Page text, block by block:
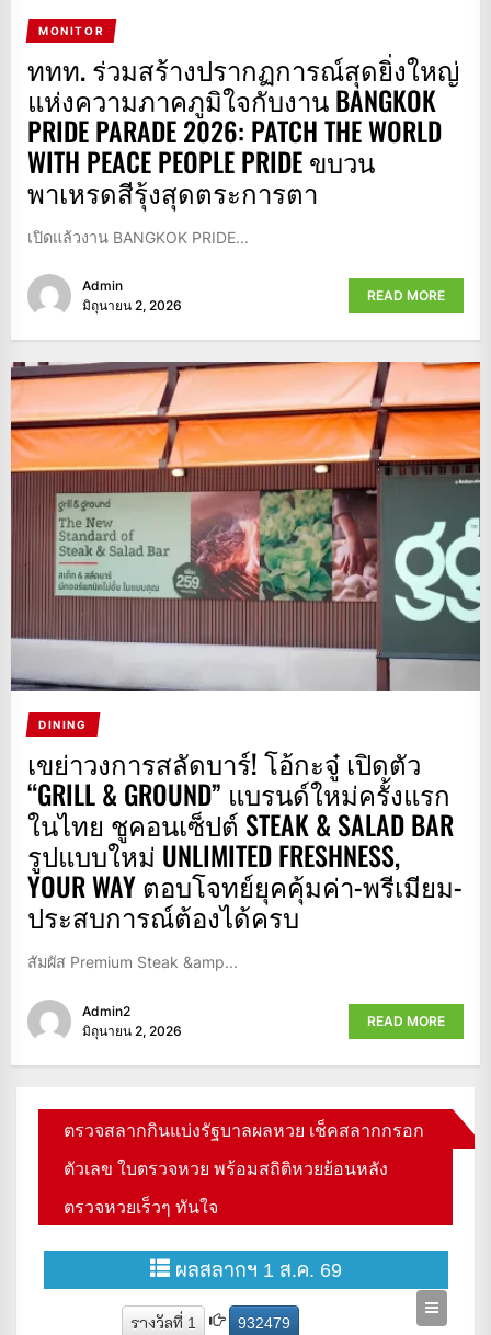
MONITOR
ททท. ร่วมสร้างปรากฏการณ์สุดยิ่งใหญ่
แห่งความภาคภูมิใจกับงาน BANGKOK
PRIDE PARADE 2026: PATCH THE WORLD
WITH PEACE PEOPLE PRIDE ขบวน
พาเหรดสีรุ้งสุดตระการตา
เปิดแล้วงาน BANGKOK PRIDE...
Admin
มิถุนายน 2, 2026
READ MORE
DINING
เขย่าวงการสลัดบาร์! โอ้กะจู๋ เปิดตัว
“GRILL & GROUND” แบรนด์ใหม่ครั้งแรก
ในไทย ชูคอนเซ็ปต์ STEAK & SALAD BAR
รูปแบบใหม่ UNLIMITED FRESHNESS,
YOUR WAY ตอบโจทย์ยุคคุ้มค่า-พรีเมียม-
ประสบการณ์ต้องได้ครบ
สัมผัส Premium Steak &amp...
Admin2
มิถุนายน 2, 2026
READ MORE
ตรวจสลากกินแบ่งรัฐบาลผลหวย เช็คสลากกรอก
ตัวเลข ใบตรวจหวย พร้อมสถิติหวยย้อนหลัง
ตรวจหวยเร็วๆ ทันใจ